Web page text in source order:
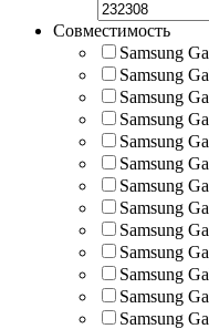
Совместимость
Samsung
Samsung
Samsung
Samsung
Samsung
Samsung
Samsung
Samsung
Samsung
Samsung
Samsung
Samsung
Samsung